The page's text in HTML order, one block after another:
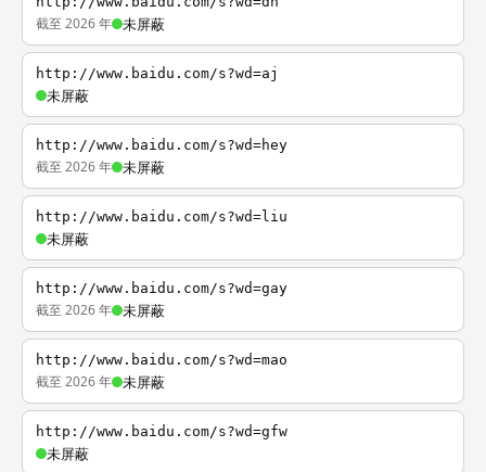
截至 2026 年 未屏蔽
http://www.baidu.com/s?wd=aj
未屏蔽
http://www.baidu.com/s?wd=hey
截至 2026 年 未屏蔽
http://www.baidu.com/s?wd=liu
未屏蔽
http://www.baidu.com/s?wd=gay
截至 2026 年 未屏蔽
http://www.baidu.com/s?wd=mao
截至 2026 年 未屏蔽
http://www.baidu.com/s?wd=gfw
未屏蔽